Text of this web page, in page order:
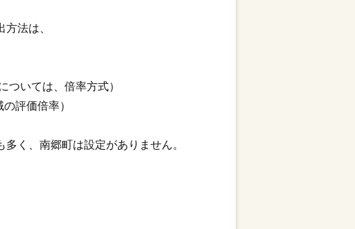
法は、
ついては、倍率方式）
評価倍率）
く、南郷町は設定がありません。